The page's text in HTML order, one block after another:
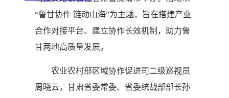
“鲁甘协作 链动山海”为主题，旨在搭建产业
合作对接平台、建立协作长效机制，助力鲁
甘两地高质量发展。
农业农村部区域协作促进司二级巡视员
周晓云，甘肃省委常委、省委统战部部长孙